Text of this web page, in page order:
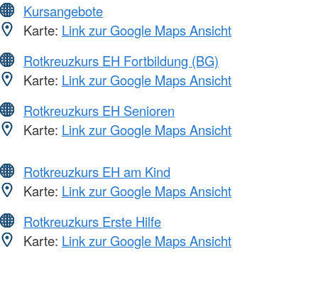
Kursangebote
Karte: Link zur Google Maps Ansicht
Rotkreuzkurs EH Fortbildung (BG)
Karte: Link zur Google Maps Ansicht
Rotkreuzkurs EH Senioren
Karte: Link zur Google Maps Ansicht
Rotkreuzkurs EH am Kind
Karte: Link zur Google Maps Ansicht
Rotkreuzkurs Erste Hilfe
Karte: Link zur Google Maps Ansicht